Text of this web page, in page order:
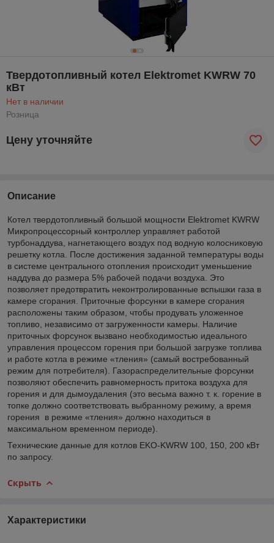
Твердотопливный котел Elektromet KWRW 70
кВт
Нет в наличии
Розница
Цену уточняйте
Описание
Котел твердотопливный большой мощности Elektromet KWRW
Микропроцессорный контроллер управляет работой
турбонаддува, нагнетающего воздух под водную колосниковую
решетку котла. После достижения заданной температуры воды
в системе центрального отопления происходит уменьшение
наддува до размера 5% рабочей подачи воздуха. Это
позволяет предотвратить неконтролированные вспышки газа в
камере сгорания. Приточные форсунки в камере сгорания
расположены таким образом, чтобы продувать уложенное
топливо, независимо от загруженности камеры. Наличие
приточных форсунок вызвано необходимостью идеального
управления процессом горения при большой загрузке топлива
и работе котла в режиме «тления» (самый востребованный
режим для потребителя). Газораспределительные форсунки
позволяют обеспечить равномерность притока воздуха для
горения и для дымоудаления (это весьма важно т. к. горение в
топке должно соответствовать выбранному режиму, а время
горения в режиме «тления» должно находиться в
максимальном временном периоде).
Технические данные для котлов EKO-KWRW 100, 150, 200 кВт
по запросу.
Скрыть
Характеристики